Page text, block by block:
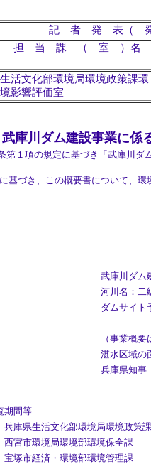
記 者 発 表（
担 当 課 （ 室 ）名
生活文化部環境局環境政策課環
境影響評価室
武庫川ダム建設事業に係
１項の規定に基づき「武庫川ダ
づき、この概要書について、
武庫川ダム
河川名：二
ダムサイ
（事業概要
湛水区域
兵庫県知
期間等
兵庫県生活文化部環境局環境政策
西宮市環境局環境部環境保全課
宝塚市経済・環境部環境管理課